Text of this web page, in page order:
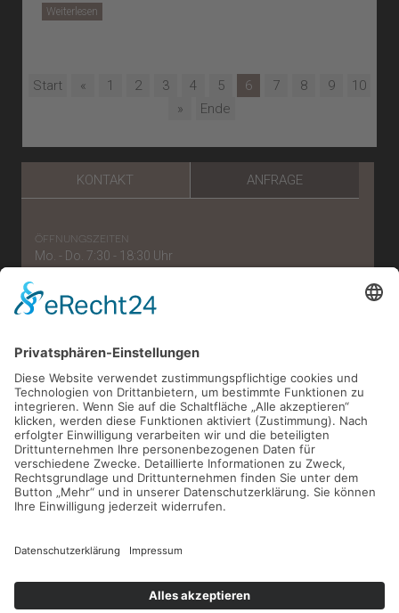
Weiterlesen
Start « 1 2 3 4 5 6 7 8 9
10
»
Ende
KONTAKT ANFRAGE
öffnungszeiten
Mo. - Do. 7:30 - 18:30 Uhr
telefonnummer
e-mail
verwaltung[at]zahnaerzte-im-belgischen.de
ZAHNÄRZTE IM BELGISCHEN ISABEL PROCHAZKA & INES K. HÜSTER |